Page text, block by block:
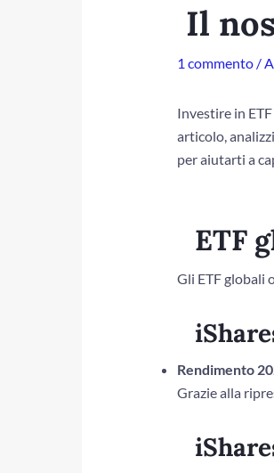
Il
1 commento /
Investire in
articolo,
per aiutarti a
ETF
Gli ETF globali
Rendimento
Grazie alla